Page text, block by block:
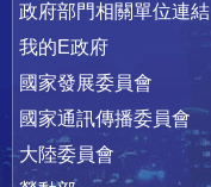
政府部門相關單位連結
我的E政府
國家發展委員會
國家通訊傳播委員會
大陸委員會